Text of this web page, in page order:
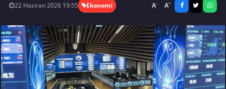
22 Haziran 2026 19:55 Ekonomi A- A+